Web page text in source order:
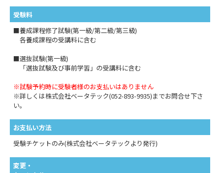
受験料
■養成課程修了試験(第一級/第二級/第三級)
各養成課程の受講料に含む
■選抜試験(第一級)
「選抜試験及び事前学習」の受講料に含む
※試験予約時に受験者様のお支払いはありません
※詳しくは株式会社ベータテック(052-893-9935)までお問合せ下さ
い。
お支払い方法
受験チケットのみ(株式会社ベータテックより発行)
変更・